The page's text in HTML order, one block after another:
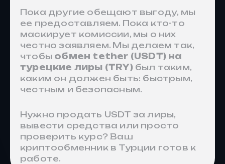
Пока другие обещают выгоду, мы
ее предоставляем. Пока кто-то
маскирует комиссии, мы о них
честно заявляем. Мы делаем так,
чтобы обмен tether (USDT) на
турецкие лиры (TRY)был таким,
каким он должен быть: быстрым,
честным и безопасным.
Нужно продать USDT за лиры,
вывести средства или просто
проверить курс? Ваш
криптообменник в Турции готов к
работе.